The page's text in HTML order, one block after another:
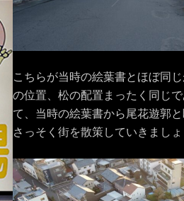
こちらが当時の絵葉書とほぼ同じ
の位置、松の配置まったく同じ
て、当時の絵葉書から尾花遊郭と
さっそく街を散策していきましょ